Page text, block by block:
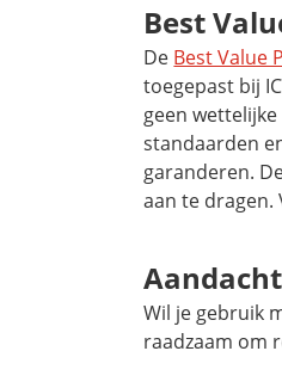
Best
De Best Value
toegepast bij
geen
standaarden
garanderen.
aan te dragen.
Wil je gebruik
raadzaam om